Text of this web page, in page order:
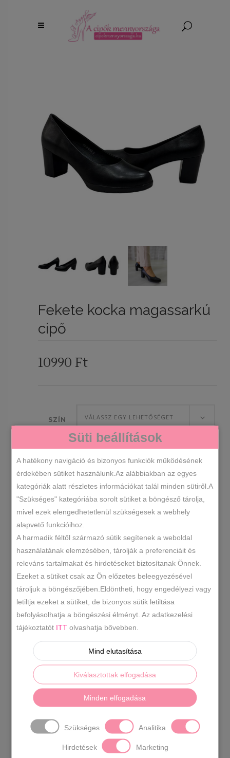
Fekete kocka magassarkú
cipő
10990 Ft
SZÍN VÁLASSZ EGY LEHETŐSÉGET
MÉRETE
VÁLASSZ EGY LEHETŐSÉGET
Fekete
kocka
magassarkú
cipő
mennyiség
KOSÁRBA TESZEM
SKU YCC-33
KATEGÓRIÁK Magassarkú cipő,Műbőr,Női cipők
CÍMKÉK
fekete magasarkú
Kényelmes kocka sarkú cipő.Anyaga:
Származási hely:EU
Szín:feketeSarok:6,5 cmMéret: 36- 23 cm
24 cm
39 - 25 cm - 25,5 cm
Süti beállítások
A hatékony navigáció és bizonyos funkciók működésének
érdekében sütiket használunk.Az alábbiakban az egyes
kategóriák alatt részletes információkat talál minden sütiről.A
"Szükséges" kategóriába sorolt sütiket a böngésző tárolja,
mivel ezek elengedhetetlenül szükségesek a webhely
alapvető funkcióihoz.
A harmadik féltől származó sütik segítenek a weboldal
használatának elemzésében, tárolják a preferenciáit és
releváns tartalmakat és hirdetéseket biztosítanak Önnek.
Ezeket a sütiket csak az Ön előzetes beleegyezésével
tároljuk a böngészőjében.Eldöntheti, hogy engedélyezi vagy
letiltja ezeket a sütiket, de bizonyos sütik letiltása
befolyásolhatja a böngészési élményt. Az adatkezelési
tájékoztatót ITT olvashatja bővebben.
Mind elutasítása
Kiválasztottak elfogadása
Minden elfogadása
Szükséges Analitika
Hirdetések Marketing